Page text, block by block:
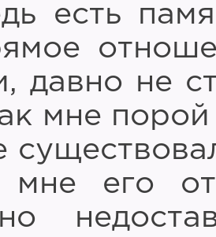
есть
давно не
мне порой
его